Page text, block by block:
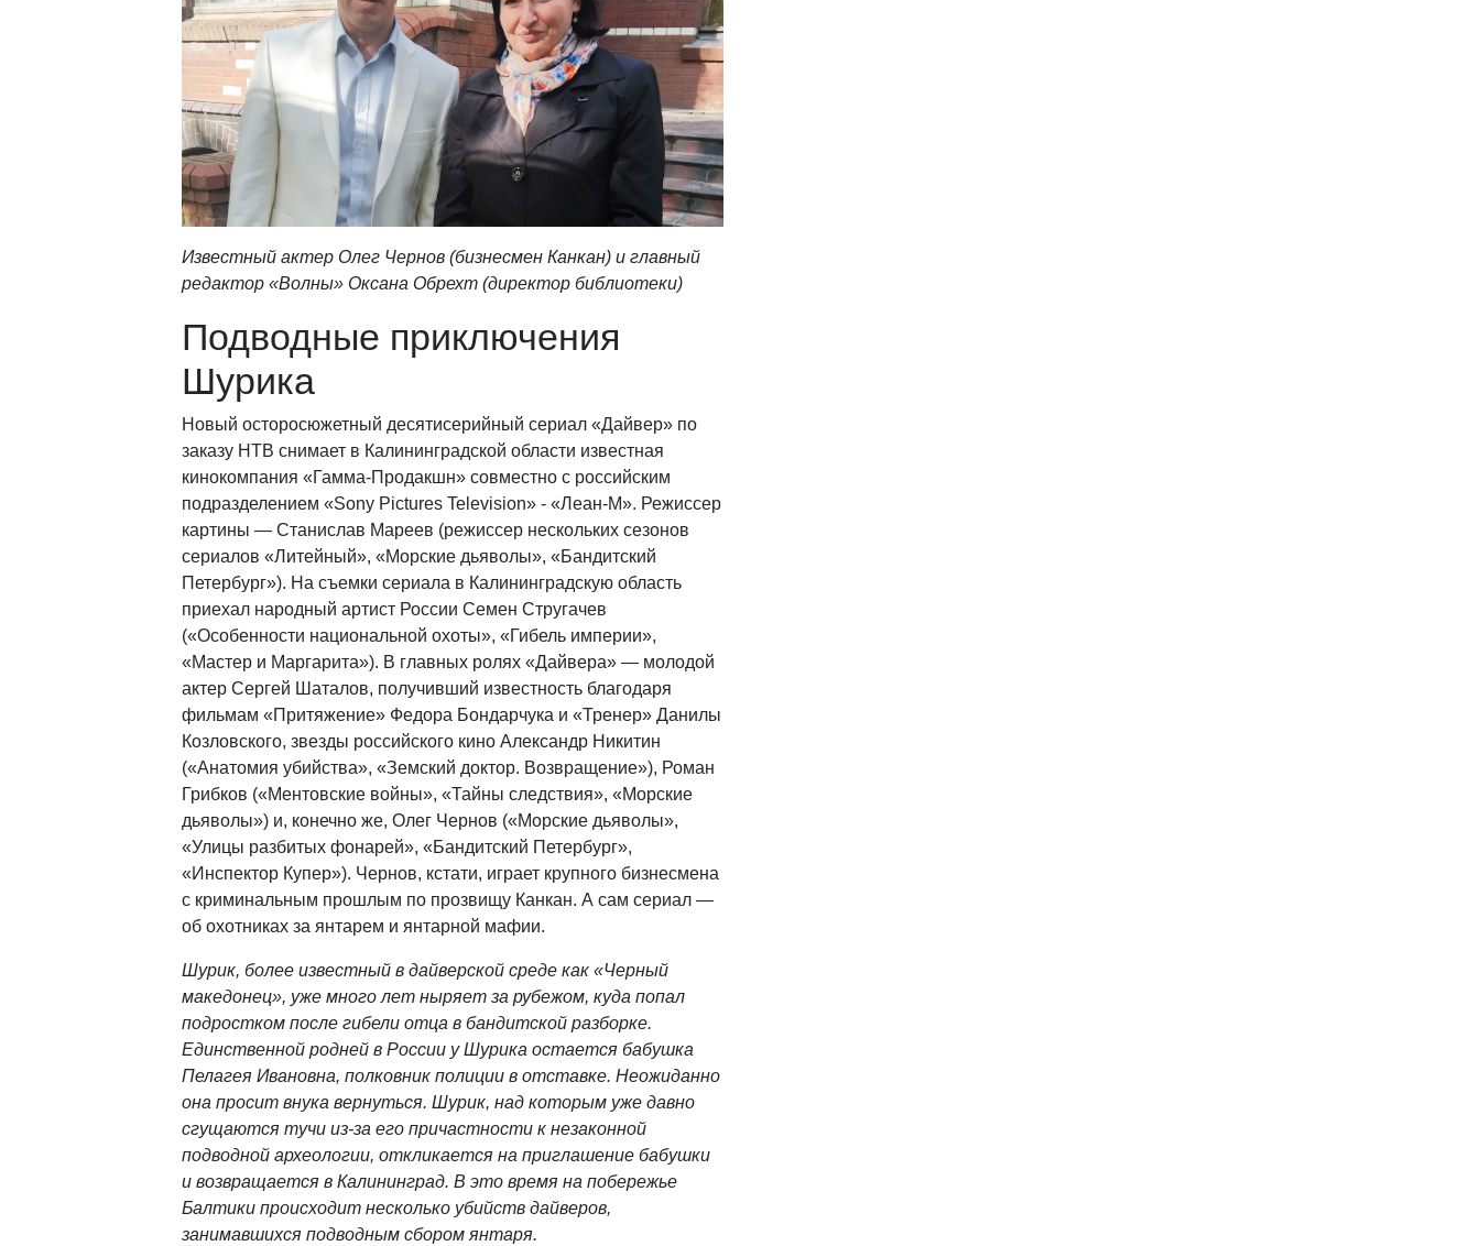
Известный актер Олег Чернов (бизнесмен Канкан) и главный
редактор «Волны» Оксана Обрехт (директор библиотеки)
Подводные приключения
Шурика
Новый осторосюжетный десятисерийный сериал «Дайвер» по
заказу НТВ снимает в Калининградской области известная
кинокомпания «Гамма-Продакшн» совместно с российским
подразделением «Sony Pictures Television» - «Леан-М». Режиссер
картины — Станислав Мареев (режиссер нескольких сезонов
сериалов «Литейный», «Морские дьяволы», «Бандитский
Петербург»). На съемки сериала в Калининградскую область
приехал народный артист России Семен Стругачев
(«Особенности национальной охоты», «Гибель империи»,
«Мастер и Маргарита»). В главных ролях «Дайвера» — молодой
актер Сергей Шаталов, получивший известность благодаря
фильмам «Притяжение» Федора Бондарчука и «Тренер» Данилы
Козловского, звезды российского кино Александр Никитин
(«Анатомия убийства», «Земский доктор. Возвращение»), Роман
Грибков («Ментовские войны», «Тайны следствия», «Морские
дьяволы») и, конечно же, Олег Чернов («Морские дьяволы»,
«Улицы разбитых фонарей», «Бандитский Петербург»,
«Инспектор Купер»). Чернов, кстати, играет крупного бизнесмена
с криминальным прошлым по прозвищу Канкан. А сам сериал —
об охотниках за янтарем и янтарной мафии.
Шурик, более известный в дайверской среде как «Черный
македонец», уже много лет ныряет за рубежом, куда попал
подростком после гибели отца в бандитской разборке.
Единственной родней в России у Шурика остается бабушка
Пелагея Ивановна, полковник полиции в отставке. Неожиданно
она просит внука вернуться. Шурик, над которым уже давно
сгущаются тучи из-за его причастности к незаконной
подводной археологии, откликается на приглашение бабушки
и возвращается в Калининград. В это время на побережье
Балтики происходит несколько убийств дайверов,
занимавшихся подводным сбором янтаря.